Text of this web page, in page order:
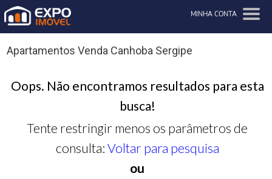
MINHA CONTA
Apartamentos Venda Canhoba Sergipe
Oops. Não encontramos resultados para esta
busca!
Tente restringir menos os parâmetros de
consulta: Voltar para pesquisa
ou